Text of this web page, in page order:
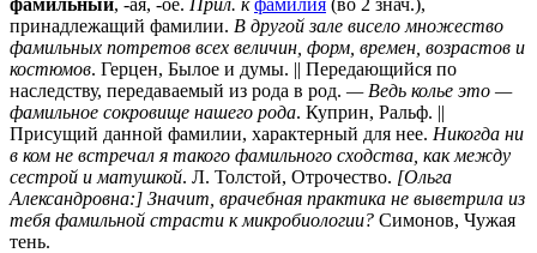
принадлежащий фамилии. В другой зале висело множество
фамильных потретов всех величин, форм, времен, возрастов и
костюмов. Герцен, Былое и думы. || Передающийся по
наследству, передаваемый из рода в род. — Ведь колье это —
фамильное сокровище нашего рода. Куприн, Ральф. ||
Присущий данной фамилии, характерный для нее. Никогда ни
в ком не встречал я такого фамильного сходства, как между
сестрой и матушкой. Л. Толстой, Отрочество. [Ольга
Александровна:] Значит, врачебная практика не выветрила из
тебя фамильной страсти к микробиологии? Симонов, Чужая
тень.